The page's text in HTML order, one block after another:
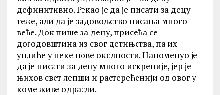
дефинитивно. Рекао је да је писати за децу
теже, али да је задовољство писања много
веће. Док пише за децу, присећа се
догодовштина из свог детињства, па их
уплиће у неке нове околности. Напоменуо је
да је писати за децу много искреније, јер је
њихов свет лепши и растерећенији од овог у
коме живе одрасли.